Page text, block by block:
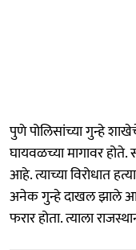
पुणे पोलिसांच्या गुन्हे
घायवळच्या मागावर
आहे. त्याच्या विरोधात
अनेक गुन्हे दाखल झाले
फरार होता. त्याला